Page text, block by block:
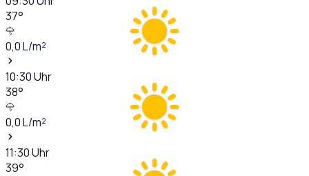
37°
0,0L/m²
10:30Uhr
38°
0,0L/m²
11:30Uhr
39°